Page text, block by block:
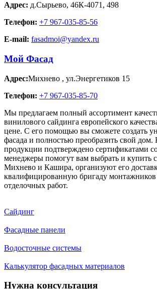
Адрес: д.Сырьево, 46К-4071, 498
Телефон: +7 967-035-85-56
E-mail: fasadmoi@yandex.ru
Мой Фасад
Адрес:Михнево , ул.Энергетиков 15
Телефон: +7 967-035-85-70
Мы предлагаем полный ассортимент
винилового сайдинга европейского
цене. С его помощью вы сможете создать
фасада и полностью преобразить свой дом.
продукции подтверждено сертификатами
менеджеры помогут вам выбрать и купить
Михнево и Кашира, организуют его
квалифицированную бригаду монтажников
отделочных работ.
Сайдинг
Фасадные панели
Водосточные системы
Калькулятор фасадных материалов
Нужна консультация